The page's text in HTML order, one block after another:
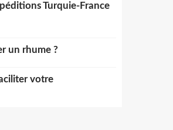
Turquie-France
un rhume ?
votre